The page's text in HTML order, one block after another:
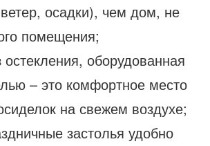
осадки), чем дом, не
помещения;
оборудованная
– это комфортное место
на свежем воздухе;
застолья удобно